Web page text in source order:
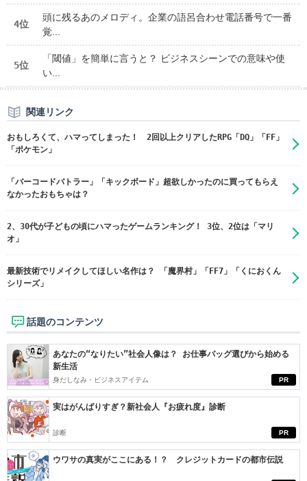
4位
頭に残るあのメロディ。企業の語呂合わせ電話番号で一番
覚...
5位
「閾値」を簡単に言うと？ ビジネスシーンでの意味や使
い...
関連リンク
おもしろくて、ハマってしまった！ 2回以上クリアしたRPG「DQ」「FF」
「ポケモン」
「バーコードバトラー」「キックボード」超欲しかったのに買ってもらえ
なかったおもちゃは？
2、30代が子どもの頃にハマったゲームランキング！ 3位、2位は「マリ
オ」
最新技術でリメイクしてほしい名作は？ 「魔界村」「FF7」「くにおくん
シリーズ」
話題のコンテンツ
PR
あなたの“なりたい”社会人像は？ お仕事バッグ選びから始める
新生活
身だしなみ・ビジネスアイテム
PR
実はがんばりすぎ？新社会人『お疲れ度』診断
診断
ウワサの真実がここにある！？ クレジットカードの都市伝説